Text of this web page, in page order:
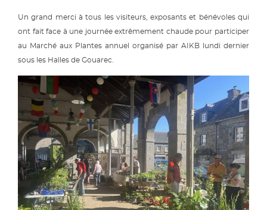
Un grand merci à tous les visiteurs, exposants et bénévoles qui
ont fait face à une journée extrêmement chaude pour participer
au Marché aux Plantes annuel organisé par AIKB lundi dernier
sous les Halles de Gouarec.